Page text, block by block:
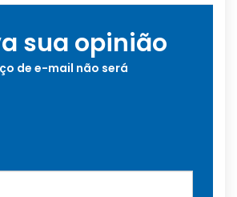
sua opinião
de e-mail não será